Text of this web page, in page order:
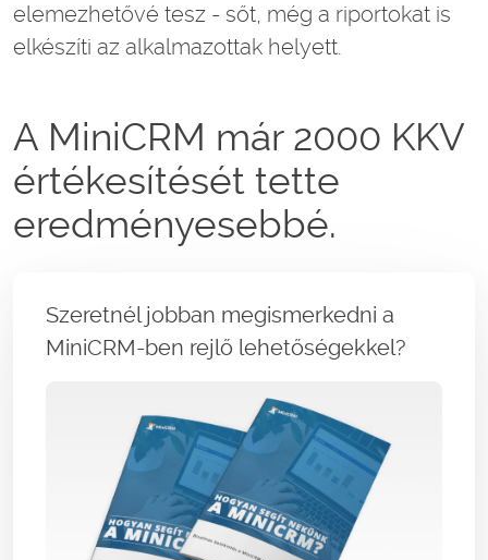
elemezhetővé tesz - sőt, még a riportokat is
elkészíti az alkalmazottak helyett.
A MiniCRM már 2000 KKV
értékesítését tette
eredményesebbé.
Szeretnél jobban megismerkedni a
MiniCRM-ben rejlő lehetőségekkel?